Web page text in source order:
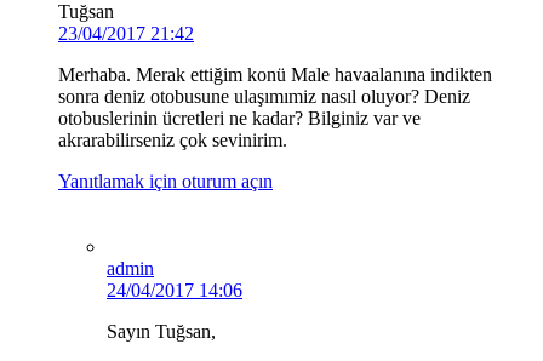
Tuğsan
23/04/2017 21:42
Merhaba. Merak ettiğim konü Male havaalanına indikten
sonra deniz otobusune ulaşımımiz nasıl oluyor? Deniz
otobuslerinin ücretleri ne kadar? Bilginiz var ve
akrarabilirseniz çok sevinirim.
Yanıtlamak için oturum açın
admin
24/04/2017 14:06
Sayın Tuğsan,